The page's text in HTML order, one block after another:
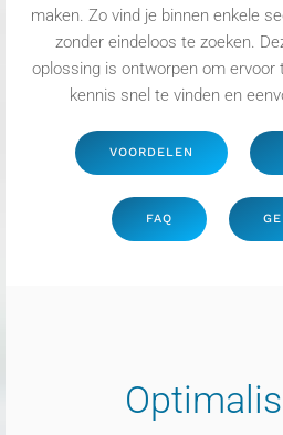
maken. Zo vind je binnen enkele
zonder eindeloos te zoeken.
oplossing is ontworpen om ervoor
kennis snel te vinden en
VOORDELEN
FAQ